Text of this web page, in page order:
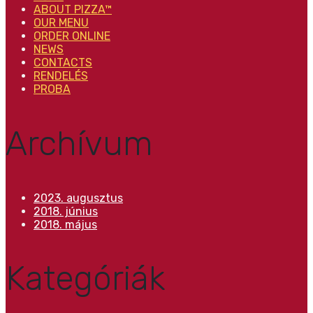
ABOUT PIZZA™
OUR MENU
ORDER ONLINE
NEWS
CONTACTS
RENDELÉS
PROBA
Archívum
2023. augusztus
2018. június
2018. május
Kategóriák